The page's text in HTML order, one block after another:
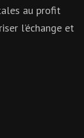
au profit
l’échange et